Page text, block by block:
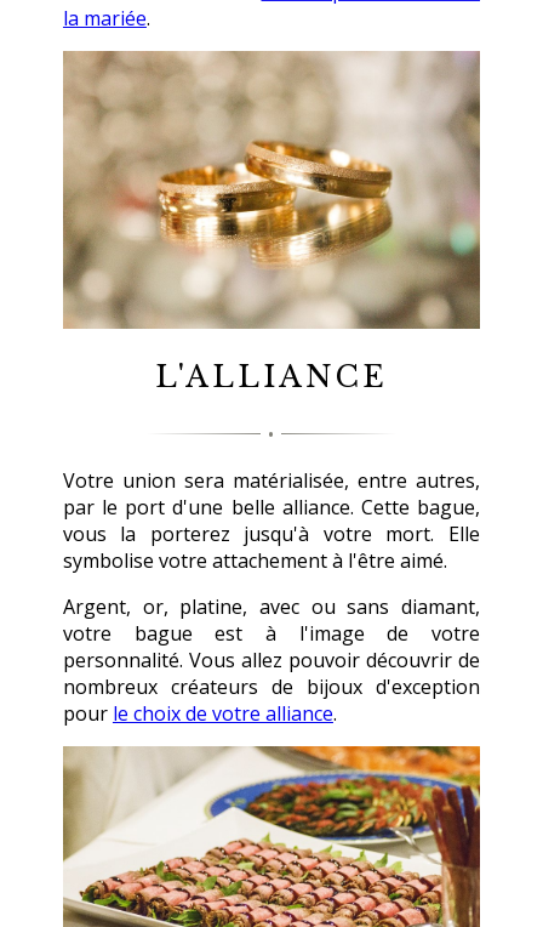
la mariée.
L'ALLIANCE
Votre union sera matérialisée, entre autres,
par le port d'une belle alliance. Cette bague,
vous la porterez jusqu'à votre mort. Elle
symbolise votre attachement à l'être aimé.
Argent, or, platine, avec ou sans diamant,
votre bague est à l'image de votre
personnalité. Vous allez pouvoir découvrir de
nombreux créateurs de bijoux d'exception
pour le choix de votre alliance.